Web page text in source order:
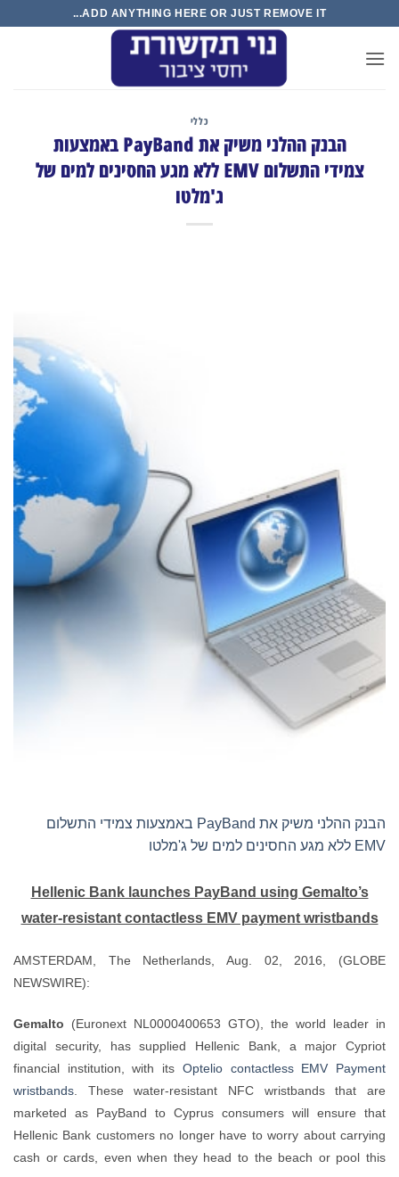
ADD ANYTHING HERE OR
הבנק ההלני משיק את PayBand באמצעות
צמידי התשלום EMV ללא מגע החסינים למים של
הבנק ההלני משיק את PayBand באמצעות צמידי התשלום
Hellenic Bank launches
water-resistant contactless
AMSTERDAM, The
Gemalto(Euronext NL0000400653
digital security, has supplied
financial institution, with itsOptelio
wristbands. These water-resistant
marketed as PayBand to Cyprus
Hellenic Bank customers no longer
cash or cards, even when they